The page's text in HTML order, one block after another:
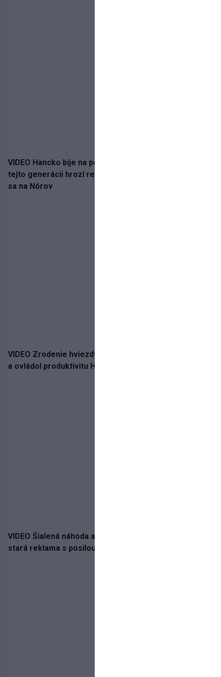
VIDEO Hancko bije na poplach! Zaspali sme dobu, po
tejto generácii hrozí reprezentačné prázdno. Pozrime
sa na Nórov
VIDEO Zrodenie hviezdy: Tomáš Selič zničil Švajčiarov
a ovládol produktivitu Hlinka Gretzky Cupu
VIDEO Šialená náhoda alebo osud? Našla sa 11 rokov
stará reklama s posilou Slovana a trénerom Tourém